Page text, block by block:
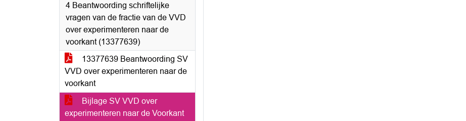
4 Beantwoording schriftelijke
vragen van de fractie van de VVD
over experimenteren naar de
voorkant (13377639)
13377639 Beantwoording SV
VVD over experimenteren naar de
voorkant
Bijlage SV VVD over
experimenteren naar de Voorkant